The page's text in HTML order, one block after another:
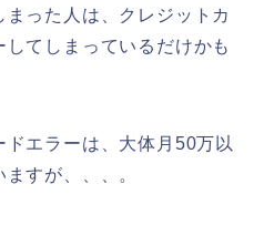
った人は、クレジットカ
てしまっているだけかも
エラーは、大体月50万以
すが、、、。